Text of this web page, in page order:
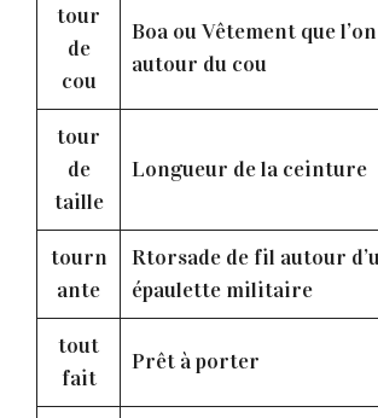
tour
de
cou
Boa ou Vêtement que
autour du cou
tour
de
taille
Longueur de la ceinture
tourn
ante
Rtorsade de fil autour
épaulette militaire
tout
fait
Prêt à porter